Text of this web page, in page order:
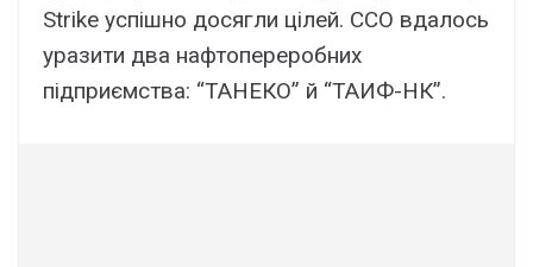
Strike успішно досягли цілей. ССО вдалось
уразити два нафтопереробних
підприємства: “ТАНЕКО” й “ТАИФ-НК”.